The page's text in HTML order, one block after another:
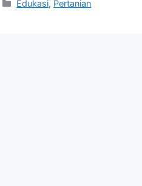
Kategori
Edukasi, Pertanian